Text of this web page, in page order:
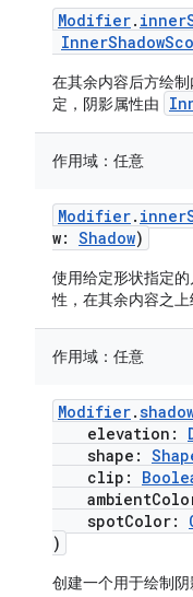
Modifier.
在其余内容后方绘
定，阴影属性由
作用域： 任意
Modifier.
w: Shadow)
使用给定形状指定
性，在其余内容之上
作用域： 任意
Modifier.
elevation:
shape:
clip:
spotColor:
)
创建一个用于绘制阴